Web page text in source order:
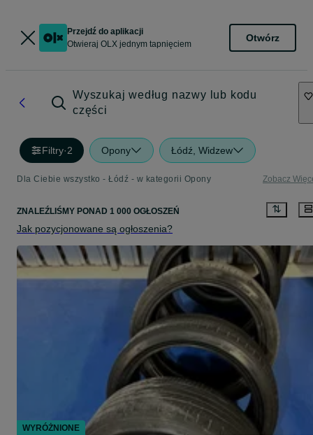
Przejdź do aplikacji
Otwieraj OLX jednym tapnięciem
Otwórz
Wyszukaj według nazwy lub kodu
części
Filtry·2 Opony Łódź, Widzew
Dla Ciebie wszystko - Łódź - w kategorii Opony Zobacz
ZNALEŹLIŚMY PONAD 1 000 OGŁOSZEŃ
Jak pozycjonowane są ogłoszenia?
WYRÓŻNIONE